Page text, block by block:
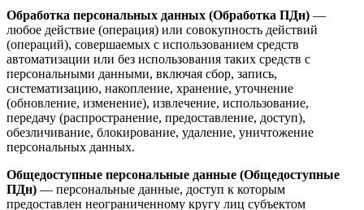
Обработка персональных данных (Обработка ПДн) —
любое действие (операция) или совокупность действий
(операций), совершаемых с использованием средств
автоматизации или без использования таких средств с
персональными данными, включая сбор, запись,
систематизацию, накопление, хранение, уточнение
(обновление, изменение), извлечение, использование,
передачу (распространение, предоставление, доступ),
обезличивание, блокирование, удаление, уничтожение
персональных данных.
Общедоступные персональные данные (Общедоступные
ПДн) — персональные данные, доступ к которым
предоставлен неограниченному кругу лиц субъектом